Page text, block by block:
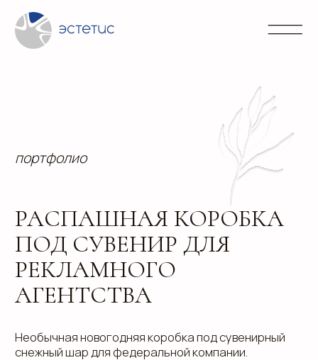
РАСПАШНАЯ КОРОБКА
АГЕНТСТВА
Необычная новогодняя коробка под сувенирный
снежный шар для федеральной компании.